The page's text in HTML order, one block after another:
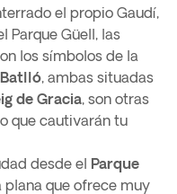
el propio Gaudí,
Parque Güell, las
los símbolos de la
, ambas situadas
de Gracia, son otras
que cautivarán tu
desde el Parque
plana que ofrece muy